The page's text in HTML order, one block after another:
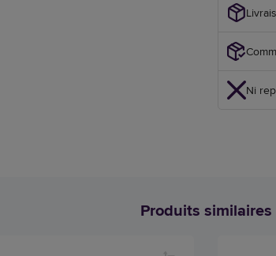
Ni
Produits similaires